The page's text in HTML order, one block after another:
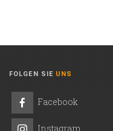
FOLGEN SIE UNS
Facebook
Instagram